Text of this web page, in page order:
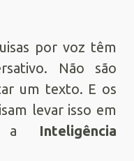
por voz têm
Não são
um texto. E os
levar isso em
a Inteligência